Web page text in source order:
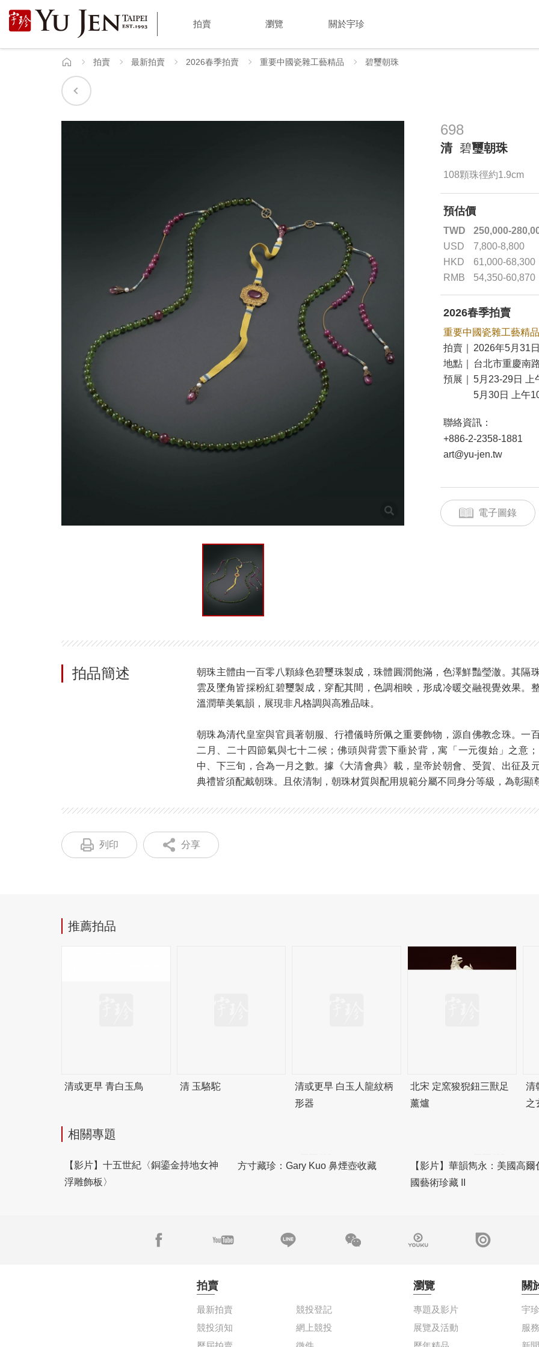
宇
珍
拍賣 瀏覽 關於宇珍
首
頁
拍賣 最新拍賣 2026春季拍賣 重要中國瓷雜工藝精品 碧璽朝珠
698
清 碧璽朝珠
108顆珠徑約1.9cm
預估價
TWD
250,000-
USD
7,800-8,800
HKD
61,000-68,300
RMB
54,350-60,870
2026春季拍賣
重要中國瓷雜工藝精品
拍賣｜
2026年5月31
地點｜
台北市重慶南
預展｜
5月23-29日 上
5月30日 上午
聯絡資訊：
+886-2-2358-1881
art@yu-jen.tw
電子圖錄
拍品簡述
朝珠主體由一百零八顆綠色碧璽珠製成，珠體圓潤飽滿，色澤鮮豔瑩澈。其隔
雲及墜角皆採粉紅碧璽製成，穿配其間，色調相映，形成冷暖交融視覺效果。
溫潤華美氣韻，展現非凡格調與高雅品味。
朝珠為清代皇室與官員著朝服、行禮儀時所佩之重要飾物，源自佛教念珠。一
二月、二十四節氣與七十二候；佛頭與背雲下垂於背，寓「一元復始」之意
中、下三旬，合為一月之數。據《大清會典》載，皇帝於朝會、受賀、出征及
典禮皆須配戴朝珠。且依清制，朝珠材質與配用規範分屬不同身分等級，為彰顯
列印 分享
推薦拍品
清或更早 青白玉鳥 清 玉駱駝
清或更早 白玉人龍紋柄
形器
北宋 定窯狻猊鈕三獸足
薰爐
清
之
相關專題
方寸藏珍：Gary Kuo 鼻煙壺收藏
【影片】華韻雋永：美國高爾
國藝術珍藏 II